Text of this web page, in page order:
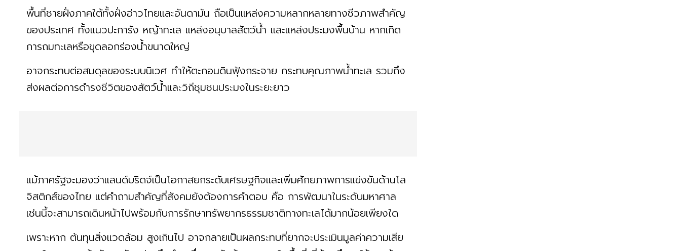
พื้นที่ชายฝั่งภาคใต้ทั้งฝั่งอ่าวไทยและอันดามัน ถือเป็นแหล่งความหลากหลายทางชีวภาพสำคัญ
ของประเทศ ทั้งแนวปะการัง หญ้าทะเล แหล่งอนุบาลสัตว์น้ำ และแหล่งประมงพื้นบ้าน หากเกิด
การถมทะเลหรือขุดลอกร่องน้ำขนาดใหญ่
อาจกระทบต่อสมดุลของระบบนิเวศ ทำให้ตะกอนดินฟุ้งกระจาย กระทบคุณภาพน้ำทะเล รวมถึง
ส่งผลต่อการดำรงชีวิตของสัตว์น้ำและวิถีชุมชนประมงในระยะยาว
แม้ภาครัฐจะมองว่าแลนด์บริดจ์เป็นโอกาสยกระดับเศรษฐกิจและเพิ่มศักยภาพการแข่งขันด้านโล
จิสติกส์ของไทย แต่คำถามสำคัญที่สังคมยังต้องการคำตอบ คือ การพัฒนาในระดับมหาศาล
เช่นนี้จะสามารถเดินหน้าไปพร้อมกับการรักษาทรัพยากรธรรมชาติทางทะเลได้มากน้อยเพียงใด
เพราะหาก ต้นทุนสิ่งแวดล้อม สูงเกินไป อาจกลายเป็นผลกระทบที่ยากจะประเมินมูลค่าความเสีย